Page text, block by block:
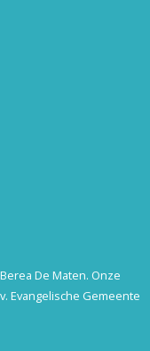
De Maten. Onze
Evangelische Gemeente